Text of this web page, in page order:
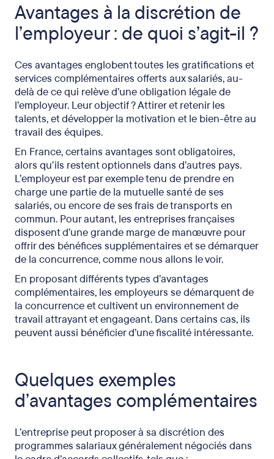
Avantages à la discrétion de
l’employeur : de quoi s’agit-il ?
Ces avantages englobent toutes les gratifications et
services complémentaires offerts aux salariés, au-
delà de ce qui relève d’une obligation légale de
l’employeur. Leur objectif ? Attirer et retenir les
talents, et développer la motivation et le bien-être au
travail des équipes.
En France, certains avantages sont obligatoires,
alors qu’ils restent optionnels dans d’autres pays.
L’employeur est par exemple tenu de prendre en
charge une partie de la mutuelle santé de ses
salariés, ou encore de ses frais de transports en
commun. Pour autant, les entreprises françaises
disposent d’une grande marge de manœuvre pour
offrir des bénéfices supplémentaires et se démarquer
de la concurrence, comme nous allons le voir.
En proposant différents types d’avantages
complémentaires, les employeurs se démarquent de
la concurrence et cultivent un environnement de
travail attrayant et engageant. Dans certains cas, ils
peuvent aussi bénéficier d’une fiscalité intéressante.
Quelques exemples
d’avantages complémentaires
L’entreprise peut proposer à sa discrétion des
programmes salariaux généralement négociés dans